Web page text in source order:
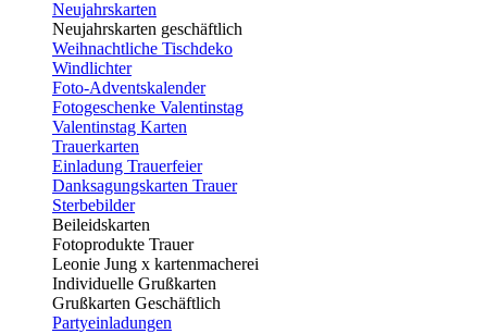
Neujahrskarten
Neujahrskarten geschäftlich
Weihnachtliche Tischdeko
Windlichter
Foto-Adventskalender
Fotogeschenke Valentinstag
Valentinstag Karten
Trauerkarten
Einladung Trauerfeier
Danksagungskarten Trauer
Sterbebilder
Beileidskarten
Fotoprodukte Trauer
Leonie Jung x kartenmacherei
Individuelle Grußkarten
Grußkarten Geschäftlich
Partyeinladungen